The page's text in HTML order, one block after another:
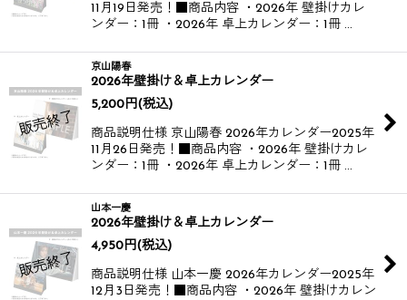
11月19日発売！​ ■商品内容 ・2026年 壁掛けカレ
ンダー：1冊 ・2026年 卓上カレンダー：1冊 …
京山陽春
2026年壁掛け＆卓上カレンダー
5,200 円(税込)
商品説明仕様 京山陽春 2026年カレンダー​​ 2025年
11月26日発売！​ ■商品内容 ・2026年 壁掛けカレ
ンダー：1冊 ・2026年 卓上カレンダー：1冊 …
山本一慶
2026年壁掛け＆卓上カレンダー
4,950 円(税込)
商品説明仕様 山本一慶 2026年カレンダー​​ 2025年
12月3日発売！​ ■商品内容 ・2026年 壁掛けカレン